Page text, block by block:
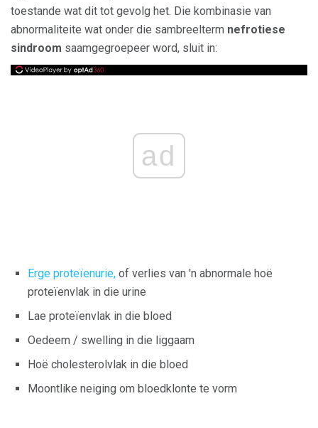
toestande wat dit tot gevolg het. Die kombinasie van
abnormaliteite wat onder die sambreelterm nefrotiese
sindroom saamgegroepeer word, sluit in:
ad
Erge proteïenurie, of verlies van 'n abnormale hoë
proteïenvlak in die urine
Lae proteïenvlak in die bloed
Oedeem / swelling in die liggaam
Hoë cholesterolvlak in die bloed
Moontlike neiging om bloedklonte te vorm